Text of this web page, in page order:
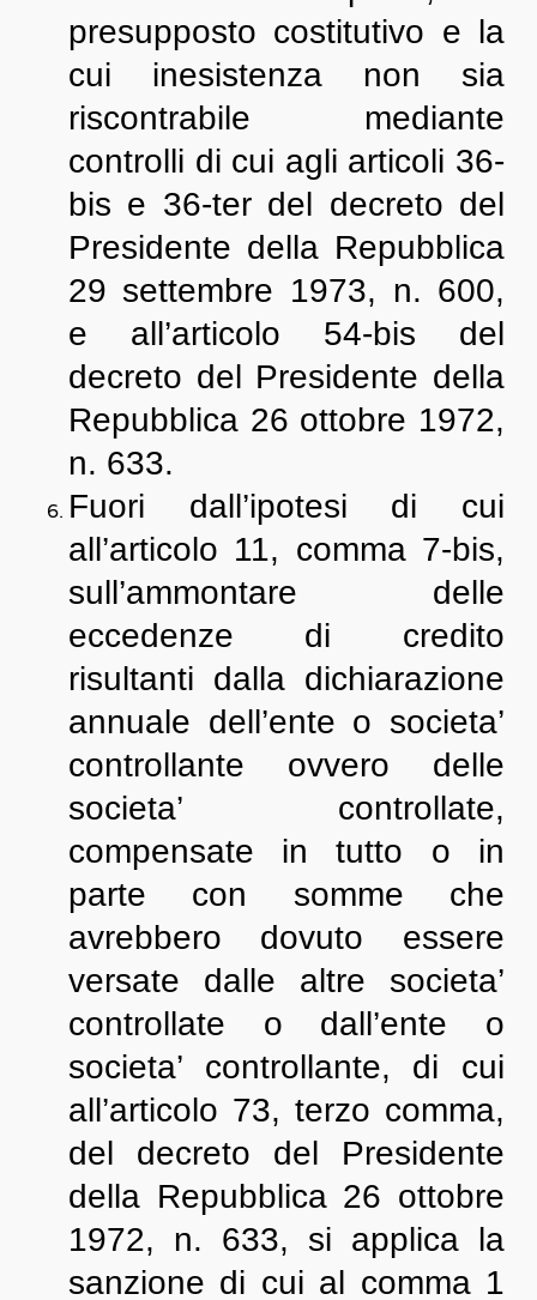
presupposto costitutivo e la
cui inesistenza non sia
riscontrabile mediante
controlli di cui agli articoli 36-
bis e 36-ter del decreto del
Presidente della Repubblica
29 settembre 1973, n. 600,
e all’articolo 54-bis del
decreto del Presidente della
Repubblica 26 ottobre 1972,
n. 633.
Fuori dall’ipotesi di cui
all’articolo 11, comma 7-bis,
sull’ammontare delle
eccedenze di credito
risultanti dalla dichiarazione
annuale dell’ente o societa’
controllante ovvero delle
societa’ controllate,
compensate in tutto o in
parte con somme che
avrebbero dovuto essere
versate dalle altre societa’
controllate o dall’ente o
societa’ controllante, di cui
all’articolo 73, terzo comma,
del decreto del Presidente
della Repubblica 26 ottobre
1972, n. 633, si applica la
sanzione di cui al comma 1